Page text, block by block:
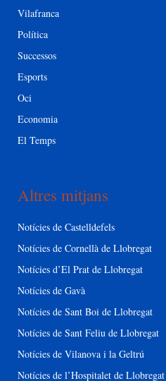
Vilafranca
Política
Successos
Esports
Oci
Economia
El Temps
Altres mitjans
Notícies de Castelldefels
Notícies de Cornellà de Llobregat
Notícies d’El Prat de Llobregat
Notícies de Gavà
Notícies de Sant Boi de Llobregat
Notícies de Sant Feliu de Llobregat
Notícies de Vilanova i la Geltrú
Notícies de l’Hospitalet de Llobregat